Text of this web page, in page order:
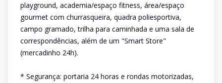
playground, academia/espaço fitness, área/espaço
gourmet com churrasqueira, quadra poliesportiva,
campo gramado, trilha para caminhada e uma sala de
correspondências, além de um "Smart Store"
(mercadinho 24h).
* Segurança: portaria 24 horas e rondas motorizadas,